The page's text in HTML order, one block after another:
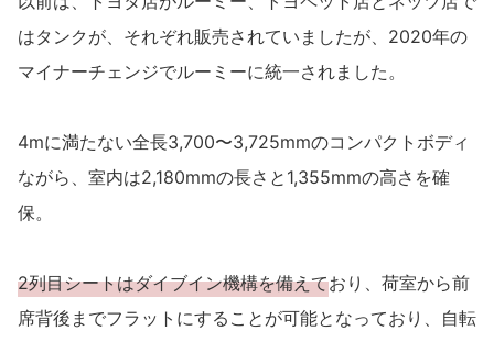
はタンクが、それぞれ販売されていましたが、2020年の
マイナーチェンジでルーミーに統一されました。
4mに満たない全長3,700〜3,725mmのコンパクトボディ
ながら、室内は2,180mmの長さと1,355mmの高さを確
保。
2列目シートはダイブイン機構を備えており、荷室から前
席背後までフラットにすることが可能となっており、自転